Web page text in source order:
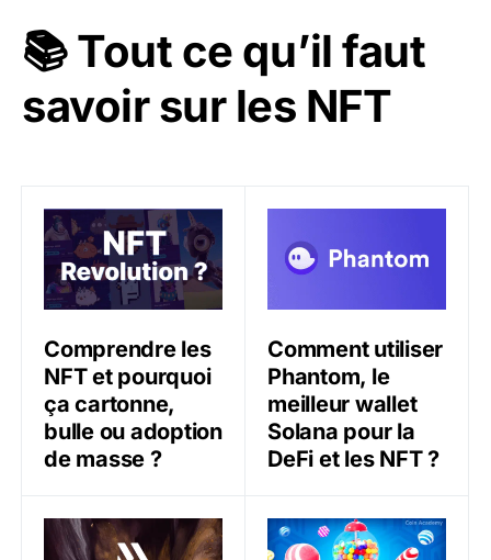
📚 Tout ce qu’il faut
savoir sur les NFT
Comprendre les NFT et pourquoi ça cartonne, bulle
Comprendre les
NFT et pourquoi
ça cartonne,
bulle ou adoption
de masse ?
Comment utiliser
Phantom, le
meilleur wallet
Solana pour la
DeFi et les NFT ?
Comment créer une marketplace et des NFTs sur
Comment générer des